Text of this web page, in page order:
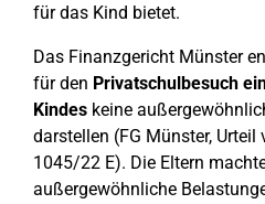
für das Kind bietet.
Das Finanzgericht Münster
für den Privatschulbesuch
Kindes keine
darstellen (FG Münster, Urteil
1045/22 E). Die Eltern
außergewöhnliche